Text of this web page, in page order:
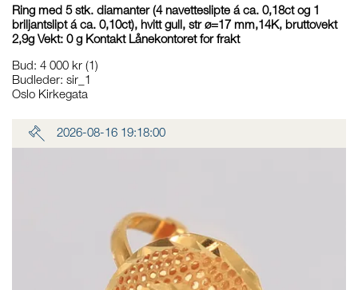
Ring med 5 stk. diamanter (4 navetteslipte á ca. 0,18ct og 1
briljantslipt á ca. 0,10ct), hvitt gull, str ø=17 mm,14K, bruttovekt
2,9g Vekt: 0 g Kontakt Lånekontoret for frakt
Bud: 4 000 kr (1)
Budleder: sir_1
Oslo Kirkegata
2026-08-16 19:18:00